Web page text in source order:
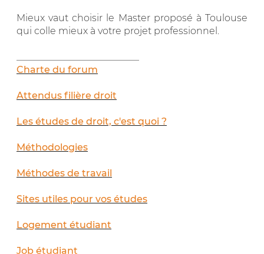
Mieux vaut choisir le Master proposé à Toulouse
qui colle mieux à votre projet professionnel.
Charte du forum
Attendus filière droit
Les études de droit, c'est quoi ?
Méthodologies
Méthodes de travail
Sites utiles pour vos études
Logement étudiant
Job étudiant